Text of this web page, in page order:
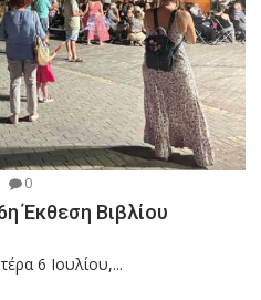
0
Έκθεση Βιβλίου
6 Ιουλίου,...